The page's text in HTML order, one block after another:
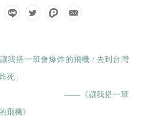
我搭一班會爆炸的飛機 / 去到台灣
死」
《讓我搭一班
飛機》